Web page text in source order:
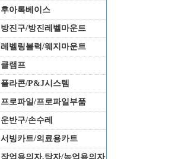
후아록베이스
방진구/방진레벨마운트
레벨링블럭/웨지마운트
클램프
플라콘/P&J시스템
프로파일/프로파일부품
운반구/손수레
서빙카트/의료용카트
작업용의자,탁자/농업용의자